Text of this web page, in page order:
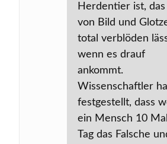
Herdentier ist, das
von Bild und
total verblöden
wenn es drauf
ankommt.
Wissenschaftler
festgestellt, dass
ein Mensch 10
Tag das Falsche